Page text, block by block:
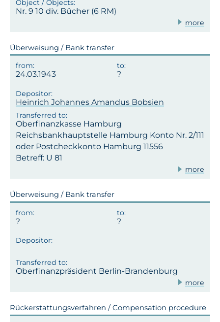
Nr. 9 10 div. Bücher (6 RM)
more
Überweisung / Bank transfer
24.03.1943
Heinrich Johannes Amandus Bobsien
Oberfinanzkasse Hamburg
Reichsbankhauptstelle Hamburg Konto Nr. 2/111
oder Postcheckkonto Hamburg 11556
Betreff: U 81
more
Überweisung / Bank transfer
Oberfinanzpräsident Berlin-Brandenburg
more
Rückerstattungsverfahren / Compensation procedure